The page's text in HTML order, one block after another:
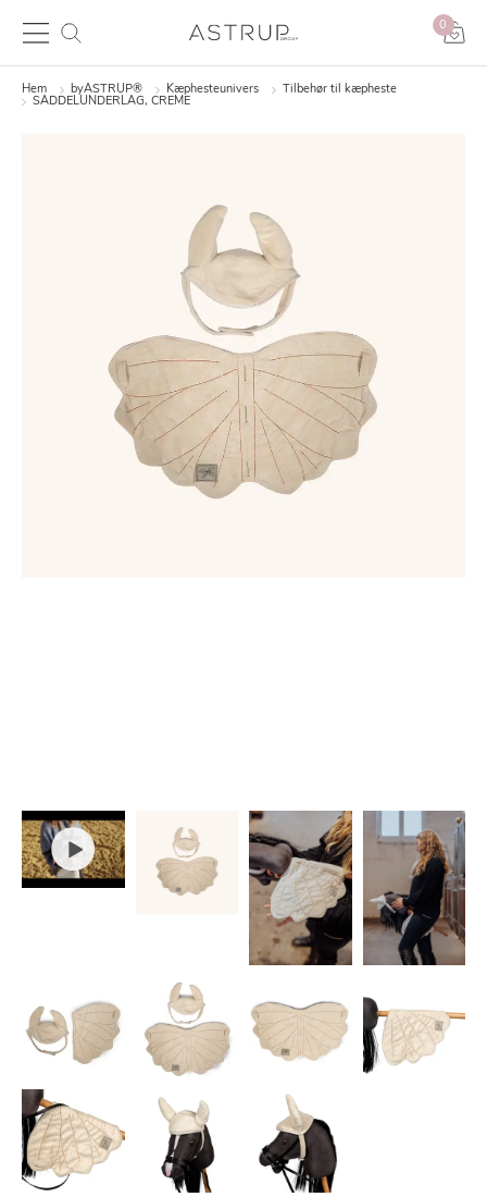
0
Hem byASTRUP® Kæphesteunivers
Tilbehør til kæpheste
SADDELUNDERLAG, CREME